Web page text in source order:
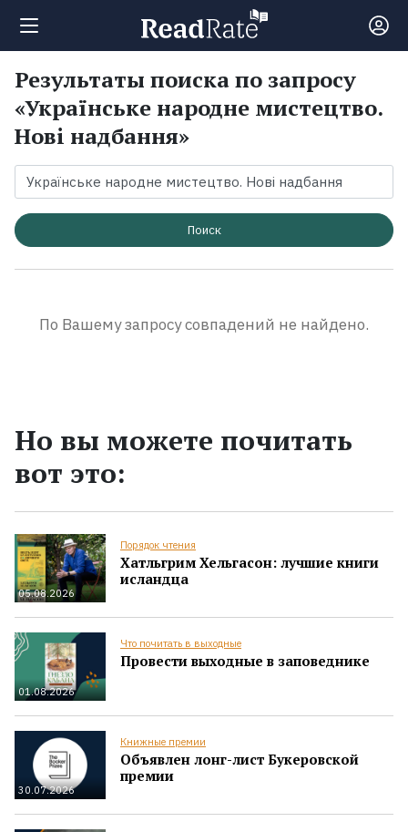
Поиск
Новости
Рейтинги
Экранизации
Результаты поиска по запросу
«Українське народне мистецтво.
Нові надбання»
Поиск
По Вашему запросу совпадений не найдено.
Но вы можете почитать
вот это:
05.08.2026
Порядок чтения
Хатльгрим Хельгасон: лучшие книги
исландца
01.08.2026
Что почитать в выходные
Провести выходные в заповеднике
30.07.2026
Книжные премии
Объявлен лонг-лист Букеровской
премии